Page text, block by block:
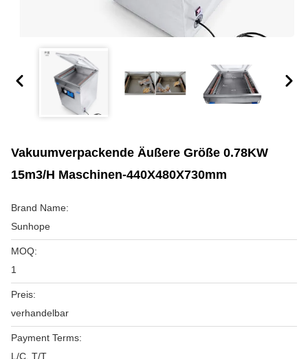
Vakuumverpackende Äußere Größe 0.78KW
15m3/h Maschinen-440X480X730mm
Brand Name:
Sunhope
MOQ:
1
Preis:
verhandelbar
Payment Terms:
L/C, T/T